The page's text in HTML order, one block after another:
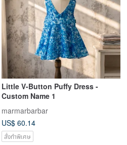
Little V-Button Puffy Dress -
Custom Name 1
marmarbarbar
US$ 60.14
สั่งทำพิเศษ